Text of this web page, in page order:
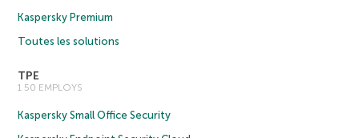
Kaspersky Premium
Toutes les solutions
TPE
1 50 EMPLOYS
Kaspersky Small Office Security